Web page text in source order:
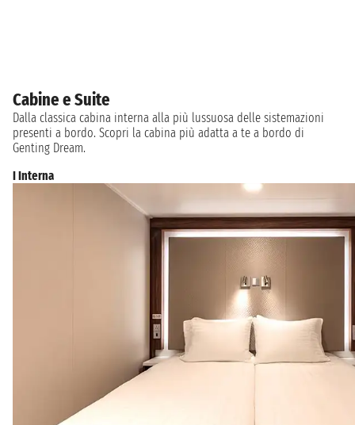
Cabine e Suite
Dalla classica cabina interna alla più lussuosa delle sistemazioni
presenti a bordo. Scopri la cabina più adatta a te a bordo di
Genting Dream.
I Interna